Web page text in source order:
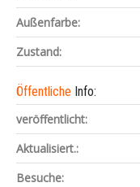
Außenfarbe:
Zustand:
Öffentliche Info:
veröffentlicht:
Aktualisiert.:
Besuche: